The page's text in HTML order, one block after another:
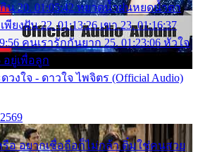
กิน 20. 01:05:42 หยาดน้ำฝนหยดน้ำตา
พียงฝัน 22. 01:13:26 เขา 23. 01:16:37
คนเรารักกันยาก 25. 01:23:06 หัวใจ
อยู่เพื่อลูก
วงใจ - ดาวใจ ไพจิตร (Official Audio)
อ อยากเชื่อถือก็ไม่กล้า ติ๋มใช่คนสวย